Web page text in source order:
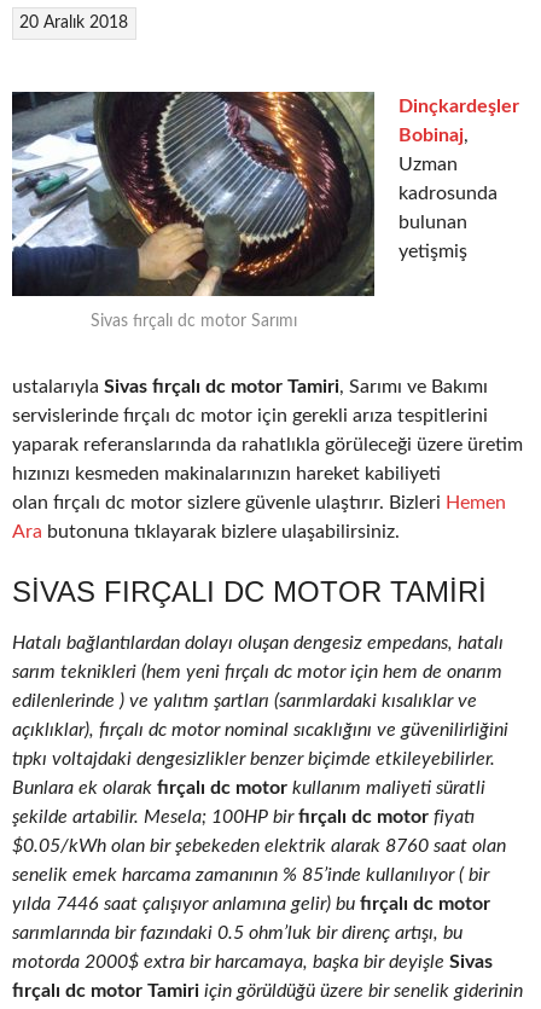
20 Aralık 2018
Sivas fırçalı dc motor Sarımı
Dinçkardeşler
Bobinaj,
Uzman
kadrosunda
bulunan
yetişmiş
ustalarıyla Sivas fırçalı dc motor Tamiri, Sarımı ve Bakımı
servislerinde fırçalı dc motor için gerekli arıza tespitlerini
yaparak referanslarında da rahatlıkla görüleceği üzere üretim
hızınızı kesmeden makinalarınızın hareket kabiliyeti
olan fırçalı dc motor sizlere güvenle ulaştırır. Bizleri Hemen
Ara butonuna tıklayarak bizlere ulaşabilirsiniz.
SIVAS FIRÇALI DC MOTOR TAMIRI
Hatalı bağlantılardan dolayı oluşan dengesiz empedans, hatalı
sarım teknikleri (hem yeni fırçalı dc motor için hem de onarım
edilenlerinde ) ve yalıtım şartları (sarımlardaki kısalıklar ve
açıklıklar), fırçalı dc motor nominal sıcaklığını ve güvenilirliğini
tıpkı voltajdaki dengesizlikler benzer biçimde etkileyebilirler.
Bunlara ek olarak fırçalı dc motor kullanım maliyeti süratli
şekilde artabilir. Mesela; 100HP birfırçalı dc motor fiyatı
$0.05/kWh olan bir şebekeden elektrik alarak 8760 saat olan
senelik emek harcama zamanının % 85’inde kullanılıyor ( bir
yılda 7446 saat çalışıyor anlamına gelir) bu fırçalı dc motor
sarımlarında bir fazındaki 0.5 ohm’luk bir direnç artışı, bu
motorda 2000$ extra bir harcamaya, başka bir deyişle Sivas
fırçalı dc motor Tamiri için görüldüğü üzere bir senelik giderinin